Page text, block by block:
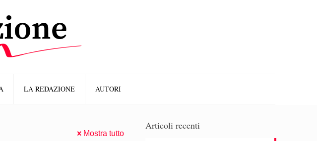
LA REDAZIONE AUTORI
Mostra tutto
Articoli recenti